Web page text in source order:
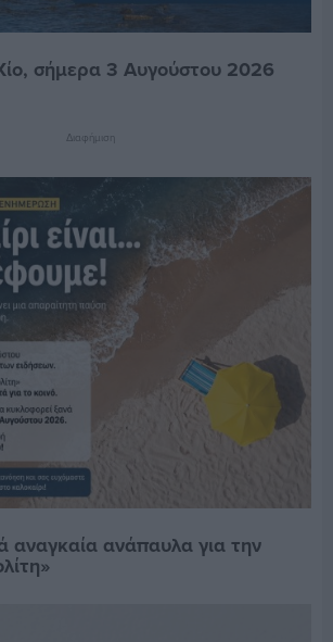
σήμερα 3 Αυγούστου 2026
Διαφήμιση
αναγκαία ανάπαυλα για την